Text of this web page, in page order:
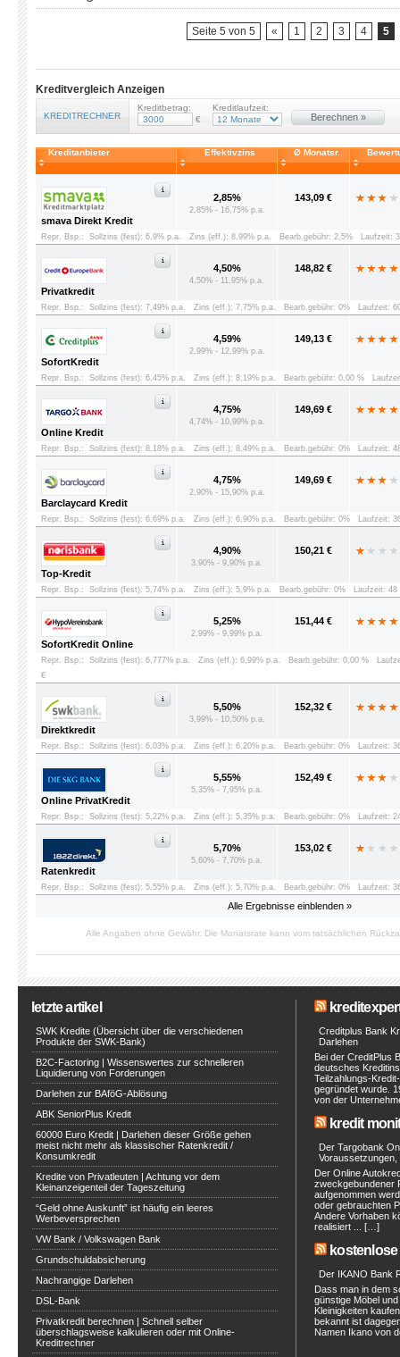
Seite 5 von 5 « 1 2 3 4 5
Kreditvergleich Anzeigen
KREDITRECHNER
Kreditbetrag:
€
Kreditlaufzeit:
Berechnen »
Kreditanbieter Effektivzins Ø Monatsr.
Alle Ergebnisse einblenden »
smava Direkt Kredit
2,85%
2,85% - 16,75% p.a.
143,09 €
Repr. Bsp.: Sollzins (fest): 6,9% p.a. Zins (eff.): 8,99% p.a. Bearb.gebühr: 2,5% Laufzeit:
Privatkredit
4,50%
4,50% - 11,95% p.a.
148,82 €
Repr. Bsp.: Sollzins (fest): 7,49% p.a. Zins (eff.): 7,75% p.a. Bearb.gebühr: 0% Laufzeit:
SofortKredit
4,59%
2,99% - 12,99% p.a.
149,13 €
Repr. Bsp.: Sollzins (fest): 6,45% p.a. Zins (eff.): 8,19% p.a. Bearb.gebühr: 0,00 %
Online Kredit
4,75%
4,74% - 10,99% p.a.
149,69 €
Repr. Bsp.: Sollzins (fest): 8,18% p.a. Zins (eff.): 8,49% p.a. Bearb.gebühr: 0% Laufzeit:
Barclaycard Kredit
4,75%
2,90% - 15,90% p.a.
149,69 €
Repr. Bsp.: Sollzins (fest): 6,69% p.a. Zins (eff.): 6,90% p.a. Bearb.gebühr: 0% Laufzeit:
Top-Kredit
4,90%
3,90% - 9,90% p.a.
150,21 €
Repr. Bsp.: Sollzins (fest): 5,74% p.a. Zins (eff.): 5,9% p.a. Bearb.gebühr: 0% Laufzeit: 48
SofortKredit Online
5,25%
2,99% - 9,99% p.a.
151,44 €
Repr. Bsp.: Sollzins (fest): 6,777% p.a. Zins (eff.): 6,99% p.a. Bearb.gebühr: 0,00 %
€
Direktkredit
5,50%
3,99% - 10,50% p.a.
152,32 €
Repr. Bsp.: Sollzins (fest): 6,03% p.a. Zins (eff.): 6,20% p.a. Bearb.gebühr: 0% Laufzeit:
Online PrivatKredit
5,55%
5,35% - 7,95% p.a.
152,49 €
Repr. Bsp.: Sollzins (fest): 5,22% p.a. Zins (eff.): 5,35% p.a. Bearb.gebühr: 0% Laufzeit:
Ratenkredit
5,70%
5,60% - 7,70% p.a.
153,02 €
Repr. Bsp.: Sollzins (fest): 5,55% p.a. Zins (eff.): 5,70% p.a. Bearb.gebühr: 0% Laufzeit:
Alle Angaben ohne Gewähr. Die Monatsrate kann vom tatsächlichen
letzte artikel
SWK Kredite (Übersicht über die verschiedenen
Produkte der SWK-Bank)
B2C-Factoring | Wissenswertes zur schnelleren
Liquidierung von Forderungen
Darlehen zur BAföG-Ablösung
ABK SeniorPlus Kredit
60000 Euro Kredit | Darlehen dieser Größe gehen
meist nicht mehr als klassischer Ratenkredit /
Konsumkredit
Kredite von Privatleuten | Achtung vor dem
Kleinanzeigenteil der Tageszeitung
“Geld ohne Auskunft” ist häufig ein leeres
Werbeversprechen
VW Bank / Volkswagen Bank
Grundschuldabsicherung
Nachrangige Darlehen
DSL-Bank
Privatkredit berechnen | Schnell selber
überschlagsweise kalkulieren oder mit Online-
Kreditrechner
Creditplus Bank
Darlehen
Bei der CreditPlus
deutsches
Teilzahlungs-
gegründet wurde.
von der
kredit
Der Targobank
Voraussetzungen,
Der Online
zweckgebundener
aufgenommen
oder gebrauchten
Andere Vorhaben
realisiert ... […]
Der IKANO Bank
Dass man in dem
günstige Möbel
Kleinigkeiten
bekannt ist
Namen Ikano von